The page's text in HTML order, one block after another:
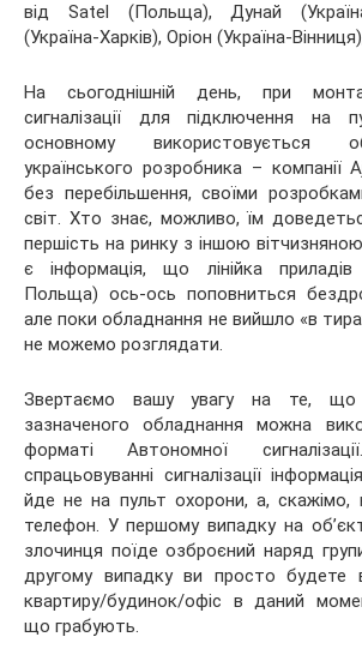
від Satel (Польща), Дунай
(Україна-Харків), Оріон (Україна-
На сьогоднішній день, при
сигналізації для підключення на
основному використовується
українського розробника – компанії
без перебільшення, своїми
світ. Хто знає, можливо, їм
першість на ринку з іншою
є інформація, що лінійка
Польща) ось-ось поповниться
але поки обладнання не вийшло «в
не можемо розглядати.
Звертаємо вашу увагу на те, що
зазначеного обладнання можна
форматі Автономної
спрацьовуванні сигналізації
йде не на пульт охорони, а, скажімо,
телефон. У першому випадку на
злочинця поїде озброєний наряд
другому випадку ви просто будете
квартиру/будинок/офіс в даний
що грабують.